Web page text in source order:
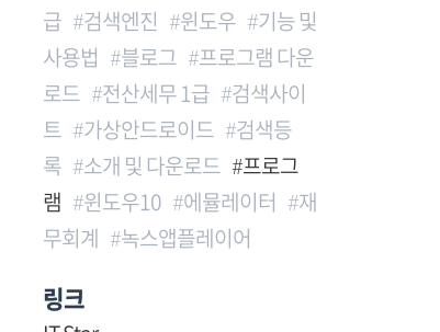
급
검색엔진 윈도우
기능 및
사용법
블로그
프로그램 다운
로드
전산세무 1급
검색사이
트
가상안드로이드
검색등
록
소개 및 다운로드
프로그
램
윈도우10 에뮬레이터
재
무회계
녹스앱플레이어
링크